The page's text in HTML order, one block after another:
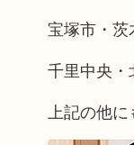
宝塚市・
千里中央・
上記の他